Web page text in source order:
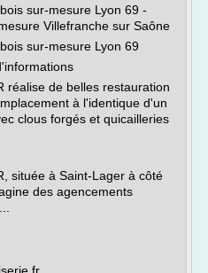
sur-mesure Lyon 69 -
Villefranche sur Saône
sur-mesure Lyon 69
réalise de belles restauration
à l'identique d'un
clous forgés et quicailleries
située à Saint-Lager à côté
des agencements